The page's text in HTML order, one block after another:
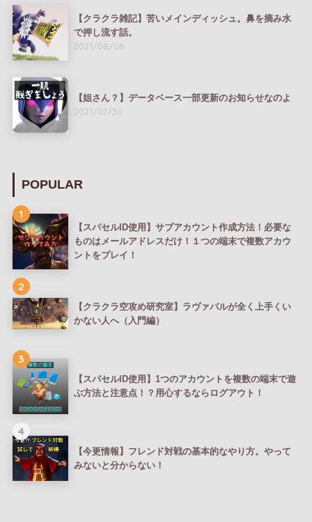
【クラクラ雑記】苦いメインディッシュ。鼻を摘み水
で押し流す話。
2021/08/06
【姐さん？】データベース一部更新のお知らせなのよ
2021/07/30
POPULAR
1
【スパセルID使用】サブアカウント作成方法！必要な
ものはメールアドレスだけ！１つの端末で複数アカウ
ントをプレイ！
2
【クラクラ空攻め研究室】ラヴァバルが全く上手くい
かない人へ（入門編）
3
【スパセルID使用】1つのアカウントを複数の端末で遊
ぶ方法と注意点！？用心するならログアウト！
4
【今更情報】フレンド対戦の基本的なやり方。やって
みないと分からない！